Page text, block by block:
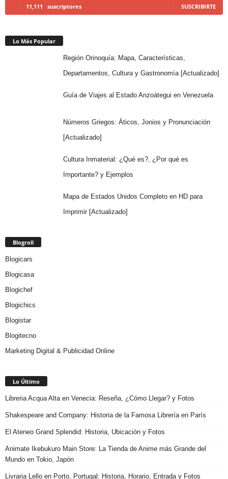
11,111 suscriptores SUSCRIBIRTE
Lo Más Popular
Región Orinoquía: Mapa, Características,
Departamentos, Cultura y Gastronomía [Actualizado]
Guía de Viajes al Estado Anzoátegui en Venezuela
Números Griegos: Áticos, Jonios y Pronunciación
[Actualizado]
Cultura Inmaterial: ¿Qué es?, ¿Por qué es
Importante? y Ejemplos
Mapa de Estados Unidos Completo en HD para
Imprimir [Actualizado]
Blogroll
Blogicars
Blogicasa
Blogichef
Blogichics
Blogistar
Blogitecno
Marketing Digital & Publicidad Online
Lo Último
Libreria Acqua Alta en Venecia: Reseña, ¿Cómo Llegar? y Fotos
Shakespeare and Company: Historia de la Famosa Librería en París
El Ateneo Grand Splendid: Historia, Ubicación y Fotos
Animate Ikebukuro Main Store: La Tienda de Anime más Grande del
Mundo en Tokio, Japón
Livraria Lello en Porto, Portugal: Historia, Horario, Entrada y Fotos